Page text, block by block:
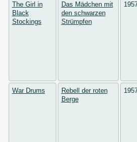
The Girl in
Black
Stockings
Das Mädchen mit
den schwarzen
Strümpfen
War Drums
Rebell der roten
Berge